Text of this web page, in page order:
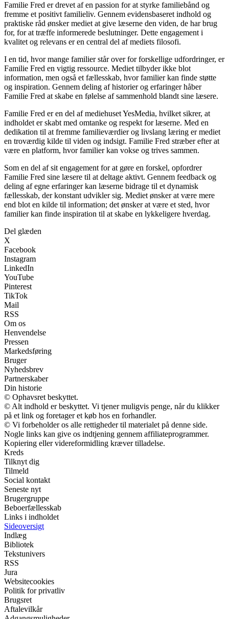
Familie Fred er drevet af en passion for at styrke familiebånd og
fremme et positivt familieliv. Gennem evidensbaseret indhold og
praktiske råd ønsker mediet at give læserne den viden, de har brug
for, for at træffe informerede beslutninger. Dette engagement i
kvalitet og relevans er en central del af mediets filosofi.
I en tid, hvor mange familier står over for forskellige udfordringer, er
Familie Fred en vigtig ressource. Mediet tilbyder ikke blot
information, men også et fællesskab, hvor familier kan finde støtte
og inspiration. Gennem deling af historier og erfaringer håber
Familie Fred at skabe en følelse af sammenhold blandt sine læsere.
Familie Fred er en del af mediehuset YesMedia, hvilket sikrer, at
indholdet er skabt med omtanke og respekt for læserne. Med en
dedikation til at fremme familieværdier og livslang læring er mediet
en troværdig kilde til viden og indsigt. Familie Fred stræber efter at
være en platform, hvor familier kan vokse og trives sammen.
Som en del af sit engagement for at gøre en forskel, opfordrer
Familie Fred sine læsere til at deltage aktivt. Gennem feedback og
deling af egne erfaringer kan læserne bidrage til et dynamisk
fællesskab, der konstant udvikler sig. Mediet ønsker at være mere
end blot en kilde til information; det ønsker at være et sted, hvor
familier kan finde inspiration til at skabe en lykkeligere hverdag.
Del glæden
X
Facebook
Instagram
LinkedIn
YouTube
Pinterest
TikTok
Mail
RSS
Om os
Henvendelse
Pressen
Markedsføring
Bruger
Nyhedsbrev
Partnerskaber
Din historie
© Ophavsret beskyttet.
© Alt indhold er beskyttet. Vi tjener muligvis penge, når du klikker
på et link og foretager et køb hos en forhandler.
© Vi forbeholder os alle rettigheder til materialet på denne side.
Nogle links kan give os indtjening gennem affiliateprogrammer.
Kopiering eller videreformidling kræver tilladelse.
Kreds
Tilknyt dig
Tilmeld
Social kontakt
Seneste nyt
Brugergruppe
Beboerfællesskab
Links i indholdet
Sideoversigt
Indlæg
Bibliotek
Tekstunivers
RSS
Jura
Websitecookies
Politik for privatliv
Brugsret
Aftalevilkår